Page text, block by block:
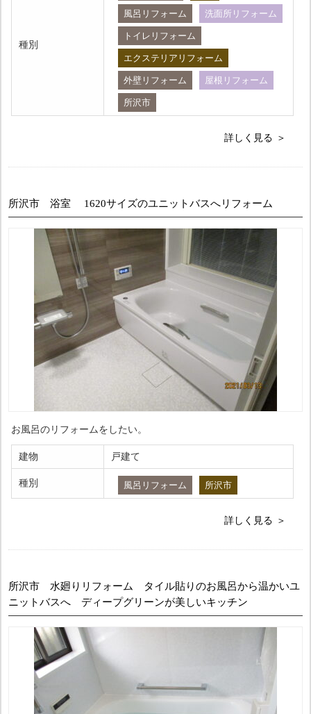
種別
風呂リフォーム 洗面所リフォーム
トイレリフォーム
エクステリアリフォーム
外壁リフォーム 屋根リフォーム
所沢市
詳しく見る
所沢市 浴室 1620サイズのユニットバスへリフォーム
お風呂のリフォームをしたい。
建物 戸建て
種別 風呂リフォーム 所沢市
詳しく見る
所沢市 水廻りリフォーム タイル貼りのお風呂から温かいユ
ニットバスへ ディープグリーンが美しいキッチン